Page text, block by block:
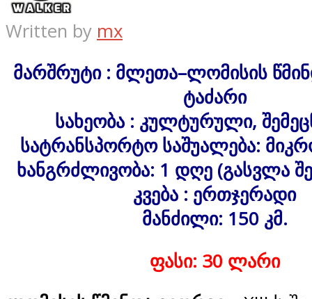
Written by mx
მარშრუტი : მლეთა–ლომისის
ტაძარი
სახეობა : კულტურული,
სატრანსპორტო საშუალება:
ხანგრძლივობა: 1 დღე (გასვლა
კვება : ერთჯერადი
მანძილი: 150 კმ.
ფასი: 30 ლარი